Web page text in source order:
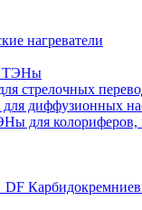
нагреватели
ТЭНы
стрелочных
диффузионных
для колориферов,